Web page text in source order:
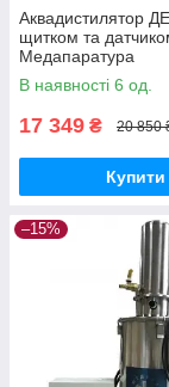
Аквадистилятор
щитком та
Медапаратура
В наявності 6 од.
17 349 ₴ 20 850
Купити
–15%